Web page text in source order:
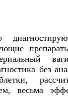
без
весьма